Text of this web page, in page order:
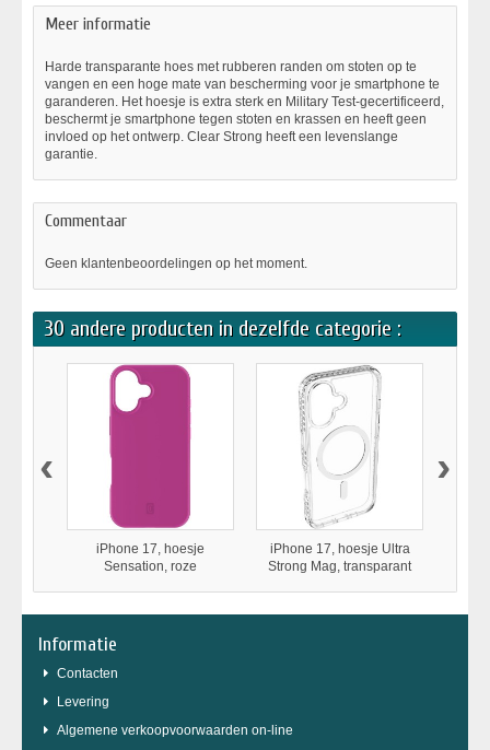
Meer informatie
Harde transparante hoes met rubberen randen om stoten op te
vangen en een hoge mate van bescherming voor je smartphone te
garanderen. Het hoesje is extra sterk en Military Test-gecertificeerd,
beschermt je smartphone tegen stoten en krassen en heeft geen
invloed op het ontwerp. Clear Strong heeft een levenslange
garantie.
Commentaar
Geen klantenbeoordelingen op het moment.
30 andere producten in dezelfde categorie :
iPhone 17, hoesje
Sensation, roze
iPhone 17, hoesje Ultra
Strong Mag, transparant
‹ ›
Informatie
Contacten
Levering
Algemene verkoopvoorwaarden on-line